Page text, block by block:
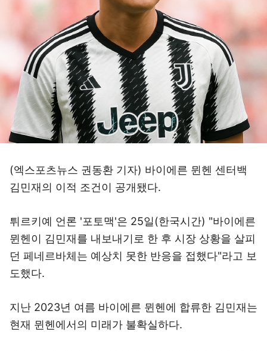
(엑스포츠뉴스 권동환 기자) 바이에른 뮌헨 센터백
김민재의 이적 조건이 공개됐다.
튀르키예 언론 '포토맥'은 25일(한국시간) "바이에른
뮌헨이 김민재를 내보내기로 한 후 시장 상황을 살피
던 페네르바체는 예상치 못한 반응을 접했다"라고 보
도했다.
지난 2023년 여름 바이에른 뮌헨에 합류한 김민재는
현재 뮌헨에서의 미래가 불확실하다.